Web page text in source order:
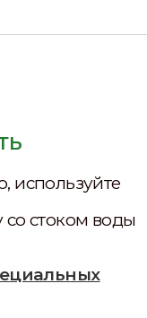
используйте
стоком воды